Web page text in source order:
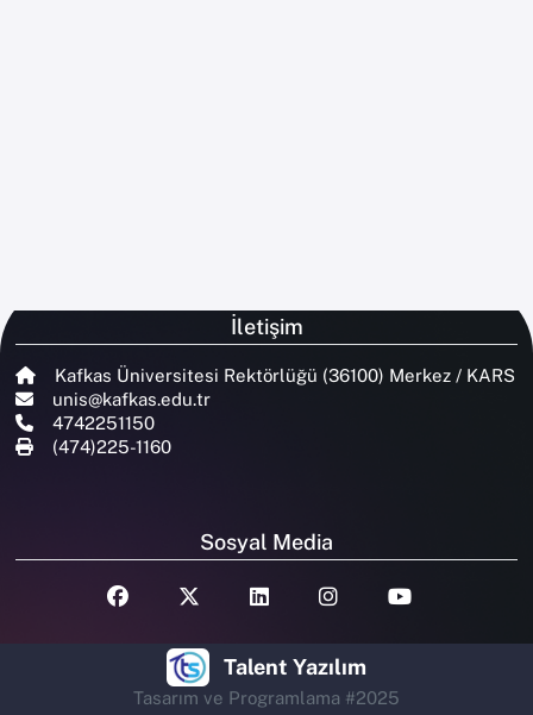
İletişim
Kafkas Üniversitesi Rektörlüğü (36100) Merkez / KARS
unis@kafkas.edu.tr
4742251150
(474)225-1160
Sosyal Media
Talent Yazılım
Tasarım ve Programlama #2025